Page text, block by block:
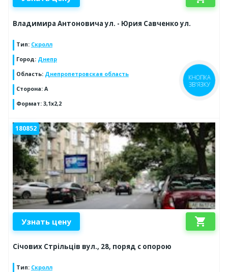
Владимира Антоновича ул. - Юрия Савченко ул.
Тип: Скролл
Город: Днепр
Область: Днепропетровская область
Сторона: А
Формат: 3,1х2,2
180852
Узнать цену shopping_cart
Січових Стрільців вул., 28, поряд с опорою
Тип: Скролл
КНОПКА
ЗВ'ЯЗКУ